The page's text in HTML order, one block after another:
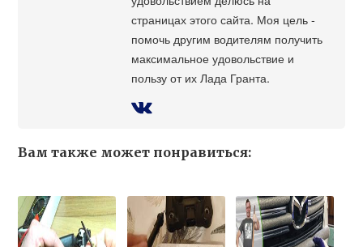
страницах этого сайта. Моя цель -
помочь другим водителям получить
максимальное удовольствие и
пользу от их Лада Гранта.
Вам также может понравиться: